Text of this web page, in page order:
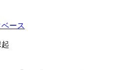
ース
起